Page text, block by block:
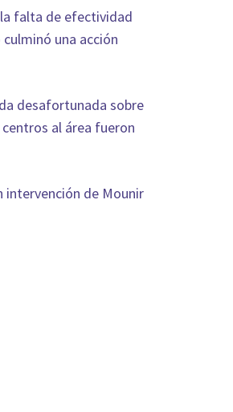
falta de efectividad
una acción
desafortunada sobre
al área fueron
intervención de Mounir